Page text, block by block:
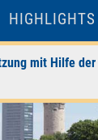
HIGHLIGHTS
mit Hilfe